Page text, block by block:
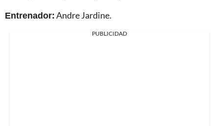
Entrenador:Andre Jardine.
PUBLICIDAD